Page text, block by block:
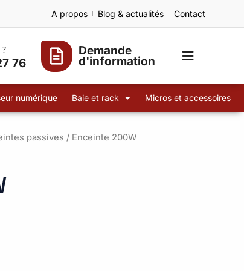
A propos Blog & actualités Contact
76
Demande
d'information
numérique Baie et rack Micros et accessoires
passives / Enceinte 200W